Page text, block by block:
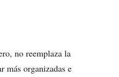
no reemplaza la
más organizadas e